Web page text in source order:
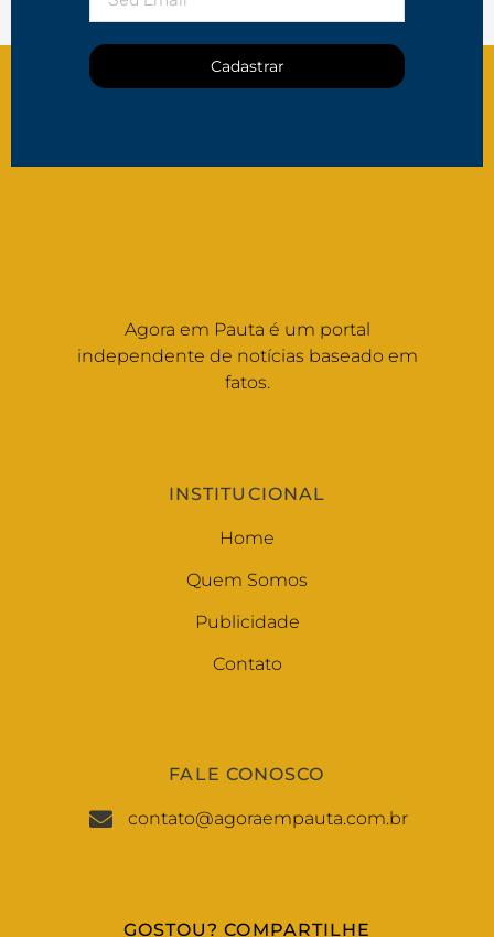
Cadastrar
Agora em Pauta é um portal
independente de notícias baseado em
fatos.
INSTITUCIONAL
Home
Quem Somos
Publicidade
Contato
FALE CONOSCO
contato@agoraempauta.com.br
GOSTOU? COMPARTILHE